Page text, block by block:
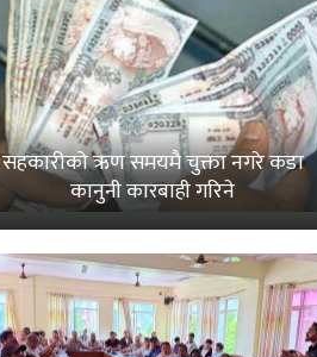
सहकारीको ऋण समयमै चुक्ता नगरे कडा
कानुनी कारबाही गरिने